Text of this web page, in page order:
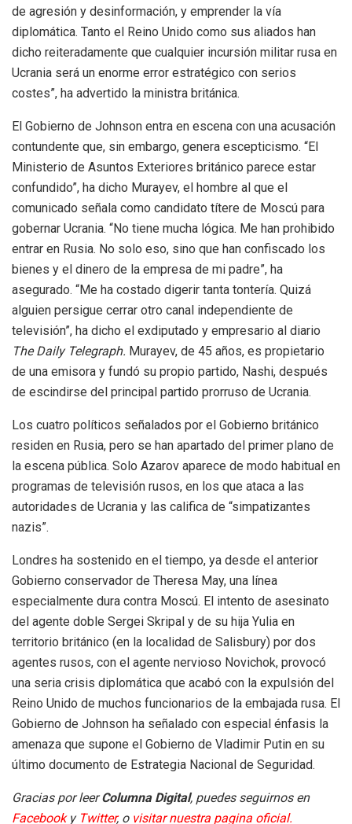
de agresión y desinformación, y emprender la vía
diplomática. Tanto el Reino Unido como sus aliados han
dicho reiteradamente que cualquier incursión militar rusa en
Ucrania será un enorme error estratégico con serios
costes”, ha advertido la ministra británica.
El Gobierno de Johnson entra en escena con una acusación
contundente que, sin embargo, genera escepticismo. “El
Ministerio de Asuntos Exteriores británico parece estar
confundido”, ha dicho Murayev, el hombre al que el
comunicado señala como candidato títere de Moscú para
gobernar Ucrania. “No tiene mucha lógica. Me han prohibido
entrar en Rusia. No solo eso, sino que han confiscado los
bienes y el dinero de la empresa de mi padre”, ha
asegurado. “Me ha costado digerir tanta tontería. Quizá
alguien persigue cerrar otro canal independiente de
televisión”, ha dicho el exdiputado y empresario al diario
The Daily Telegraph. Murayev, de 45 años, es propietario
de una emisora y fundó su propio partido, Nashi, después
de escindirse del principal partido prorruso de Ucrania.
Los cuatro políticos señalados por el Gobierno británico
residen en Rusia, pero se han apartado del primer plano de
la escena pública. Solo Azarov aparece de modo habitual en
programas de televisión rusos, en los que ataca a las
autoridades de Ucrania y las califica de “simpatizantes
nazis”.
Londres ha sostenido en el tiempo, ya desde el anterior
Gobierno conservador de Theresa May, una línea
especialmente dura contra Moscú. El intento de asesinato
del agente doble Sergei Skripal y de su hija Yulia en
territorio británico (en la localidad de Salisbury) por dos
agentes rusos, con el agente nervioso Novichok, provocó
una seria crisis diplomática que acabó con la expulsión del
Reino Unido de muchos funcionarios de la embajada rusa. El
Gobierno de Johnson ha señalado con especial énfasis la
amenaza que supone el Gobierno de Vladimir Putin en su
último documento de Estrategia Nacional de Seguridad.
Gracias por leerColumna Digital, puedes seguirnos en
Facebooky Twitter, o visitar nuestra pagina oficial.